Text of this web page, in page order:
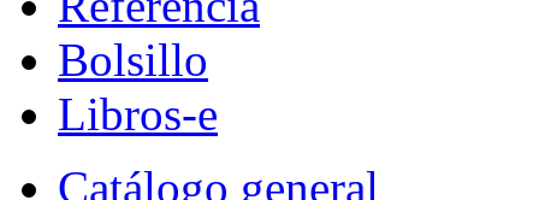
Bolsillo
Libros-e
Catálogo general